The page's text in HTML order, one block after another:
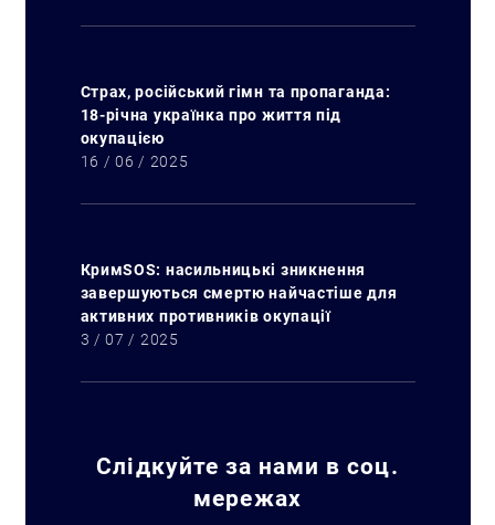
Страх, російський гімн та пропаганда:
18-річна українка про життя під
окупацією
16 / 06 / 2025
КримSOS: насильницькі зникнення
завершуються смертю найчастіше для
активних противників окупації
3 / 07 / 2025
Слідкуйте за нами в соц.
мережах